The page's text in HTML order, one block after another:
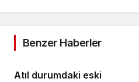
Benzer Haberler
Atıl durumdaki eski